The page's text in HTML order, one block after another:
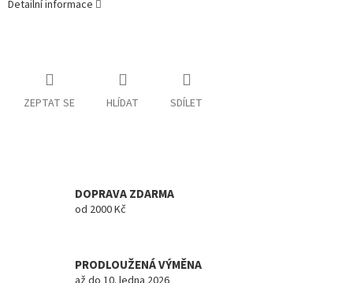
Detailní informace
ZEPTAT SE HLÍDAT SDÍLET
DOPRAVA ZDARMA
od 2000 Kč
PRODLOUŽENÁ VÝMĚNA